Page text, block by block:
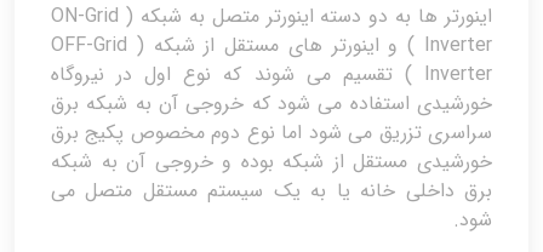
اینورتر ها به دو دسته اینورتر متصل به شبکه ( ON-Grid
Inverter ) و اینورتر های مستقل از شبکه ( OFF-Grid
Inverter ) تقسیم می شوند که نوع اول در نیروگاه
خورشیدی استفاده می شود که خروجی آن به شبکه برق
سراسری تزریق می شود اما نوع دوم مخصوص پکیج برق
خورشیدی مستقل از شبکه بوده و خروجی آن به شبکه
برق داخلی خانه یا به یک سیستم مستقل متصل می
شود.